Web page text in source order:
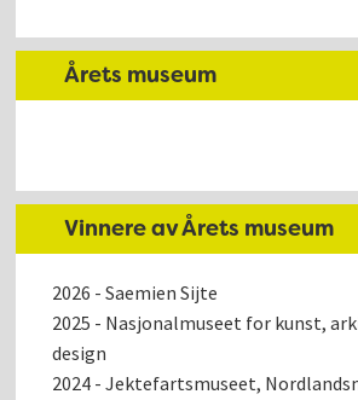
Årets museum
Vinnere av Årets museum
2026 - Saemien Sijte
2025 - Nasjonalmuseet for kunst,
design
2024 - Jektefartsmuseet,